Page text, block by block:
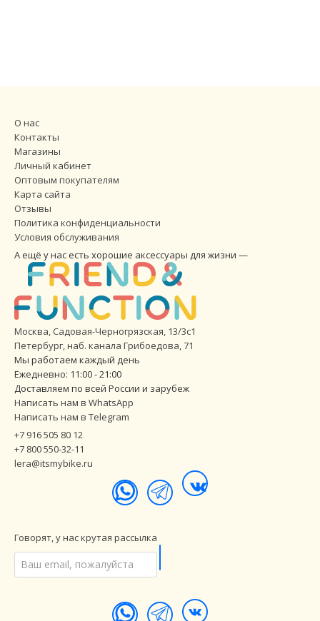
О нас
Контакты
Магазины
Личный кабинет
Оптовым покупателям
Карта сайта
Отзывы
Политика конфиденциальности
Условия обслуживания
А ещё у нас есть хорошие аксессуары для жизни —
Москва, Садовая-Черногрязская, 13/3с1
Петербург,наб. канала Грибоедова, 71
Мы работаем каждый день
Ежедневно: 11:00 - 21:00
Доставляем по всей России и зарубеж
Написать нам в WhatsApp
Написать нам в Telegram
+7 916 505 80 12
+7 800 550-32-11
lera@itsmybike.ru
Говорят, у нас крутая рассылка